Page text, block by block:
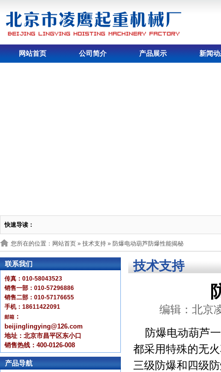
网站首页 公司简介 产品展示 新闻
快速导读：
您所在的位置：网站首页 » 技术支持 » 防爆电动葫芦防爆性能揭秘
联系我们
传真：010-58043523
销售一部：010-57296886
销售二部：010-57176655
手机：18611422091
邮箱 ：
beijinglingying@126.com
地址：北京市昌平区东小口
销售热线：400-0126-008
产品导航
技术支持
编辑：北京
防爆电动葫芦
都采用特殊的无
三级防爆和四级